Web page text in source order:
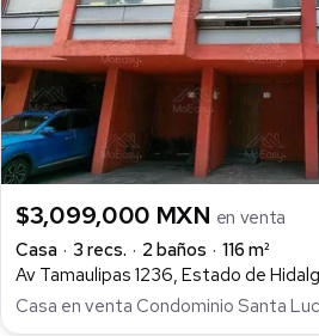
$3,099,000 MXN en venta
Casa
3 recs. 2 baños
116 m²
Av Tamaulipas 1236, Estado de
Casa en venta Condominio Santa